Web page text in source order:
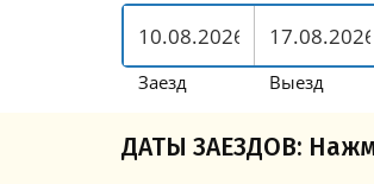
Заезд Выезд
ДАТЫ ЗАЕЗДОВ: